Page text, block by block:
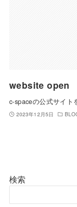
website open
c-spaceの公式サイト
2023年12月5日
検索